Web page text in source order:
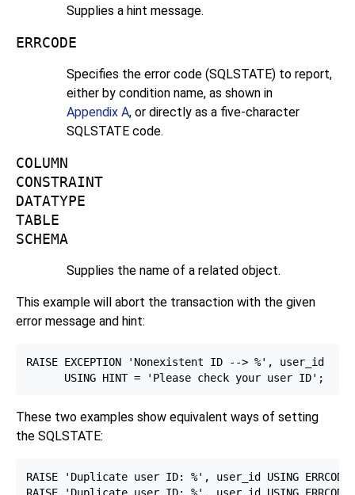
Supplies a hint message.
ERRCODE
Specifies the error code (SQLSTATE) to report,
either by condition name, as shown in
Appendix A, or directly as a five-character
SQLSTATE code.
COLUMN
CONSTRAINT
DATATYPE
TABLE
SCHEMA
Supplies the name of a related object.
This example will abort the transaction with the given
error message and hint:
RAISE EXCEPTION 'Nonexistent ID --> %', user_id
These two examples show equivalent ways of setting
the SQLSTATE:
RAISE 'Duplicate user ID: %', user_id USING